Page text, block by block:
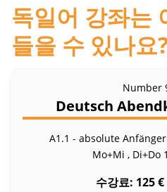
독일어 강좌는
들을 수 있나요
Number
Deutsch
A1.1 - absolute
Mo+Mi , Di+Do
수강료 125